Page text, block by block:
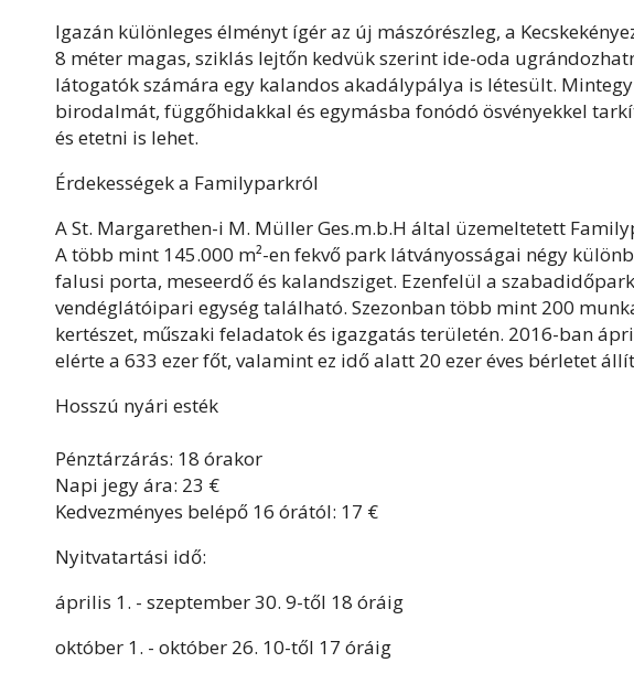
Igazán különleges élményt ígér az új mászórészleg, a
8 méter magas, sziklás lejtőn kedvük szerint ide-oda
látogatók számára egy kalandos akadálypálya is létesült.
birodalmát, függőhidakkal és egymásba fonódó ösvényekkel
és etetni is lehet.
Érdekességek a Familyparkról
A St. Margarethen-i M. Müller Ges.m.b.H által üzemeltetett
A több mint 145.000 m²-en fekvő park látványosságai négy
falusi porta, meseerdő és kalandsziget. Ezenfelül a
vendéglátóipari egység található. Szezonban több mint 200
kertészet, műszaki feladatok és igazgatás területén. 2016-ban
elérte a 633 ezer főt, valamint ez idő alatt 20 ezer éves bérletet
Hosszú nyári esték
Pénztárzárás: 18 órakor
Napi jegy ára: 23 €
Kedvezményes belépő 16 órától: 17 €
Nyitvatartási idő:
április 1. - szeptember 30. 9-től 18 óráig
október 1. - október 26. 10-től 17 óráig